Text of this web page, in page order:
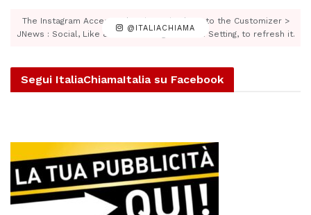
@ITALIACHIAMA
The Instagram Access Token is expired, Go to the Customizer >
JNews : Social, Like & View > Instagram Feed Setting, to refresh it.
Segui ItaliaChiamaItalia su Facebook